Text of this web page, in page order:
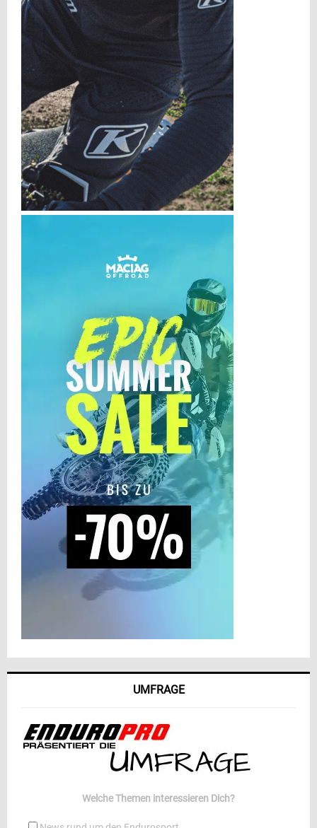
UMFRAGE
Welche Themen interessieren Dich?